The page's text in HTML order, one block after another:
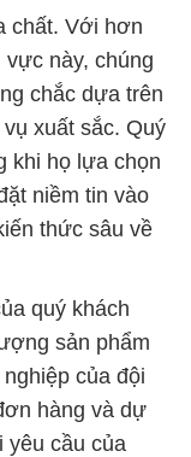
họ lựa chọn
niềm tin vào
thức sâu về
quý khách
sản phẩm
của đội
hàng và dự
cầu của
và hiệu quả
là yếu tố quan
công nghiệp